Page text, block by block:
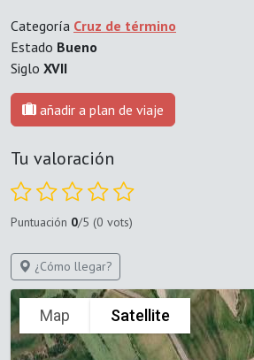
Categoría Cruz de término
Estado Bueno
Siglo XVII
añadir a plan de viaje
Tu valoración
Puntuación 0/5 (0 vots)
¿Cómo llegar?
Map Satellite